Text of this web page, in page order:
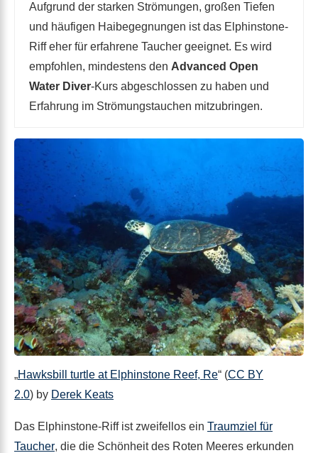
Aufgrund der starken Strömungen, großen Tiefen
und häufigen Haibegegnungen ist das Elphinstone-
Riff eher für erfahrene Taucher geeignet. Es wird
empfohlen, mindestens den Advanced Open
Water Diver-Kurs abgeschlossen zu haben und
Erfahrung im Strömungstauchen mitzubringen.
„Hawksbill turtle at Elphinstone Reef, Re“ (CC BY
2.0) by Derek Keats
Das Elphinstone-Riff ist zweifellos ein Traumziel für
Taucher, die die Schönheit des Roten Meeres erkunden